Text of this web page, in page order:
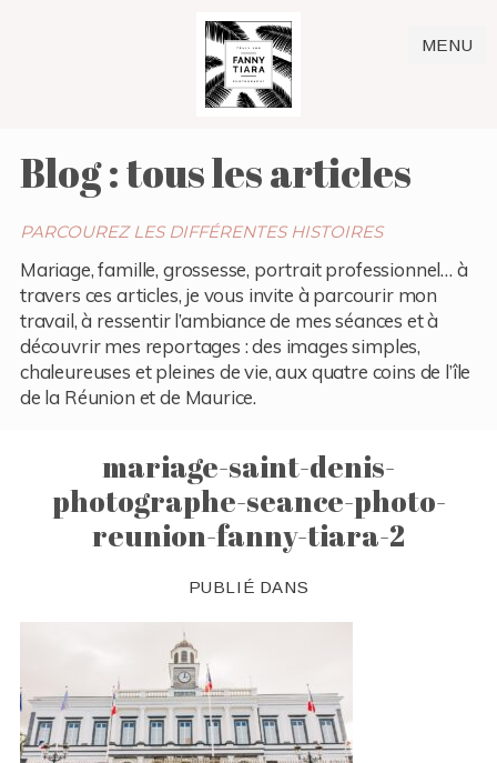
MENU
Blog : tous les articles
PARCOUREZ LES DIFFÉRENTES HISTOIRES
Mariage, famille, grossesse, portrait professionnel… à
travers ces articles, je vous invite à parcourir mon
travail, à ressentir l’ambiance de mes séances et à
découvrir mes reportages : des images simples,
chaleureuses et pleines de vie, aux quatre coins de l’île
de la Réunion et de Maurice.
mariage-saint-denis-
photographe-seance-photo-
reunion-fanny-tiara-2
PUBLIÉ DANS